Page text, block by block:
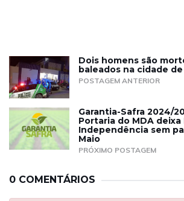
Dois homens são
baleados na cidade
POSTAGEM ANTERIOR
Garantia-Safra 2024/
Portaria do MDA
Independência sem
Maio
PRÓXIMO POSTAGEM
0 COMENTÁRIOS